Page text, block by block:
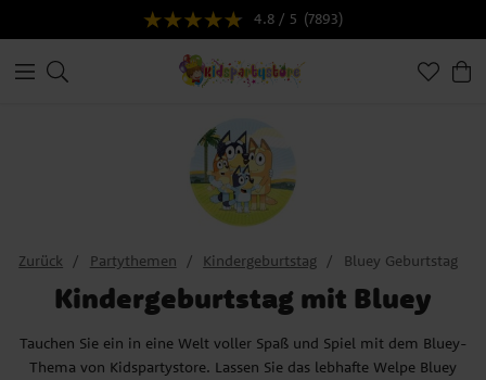
4.8 / 5 (7893)
Zurück Partythemen Kindergeburtstag Bluey Geburtstag
Kindergeburtstag mit Bluey
Tauchen Sie ein in eine Welt voller Spaß und Spiel mit dem Bluey-
Thema von Kidspartystore. Lassen Sie das lebhafte Welpe Bluey